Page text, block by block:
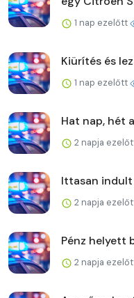
1 nap ezelőtt
Kiürítés és
1 nap ezelőtt
Hat nap, hét
2 napja
Ittasan indult
2 napja
Pénz helyett
2 napja